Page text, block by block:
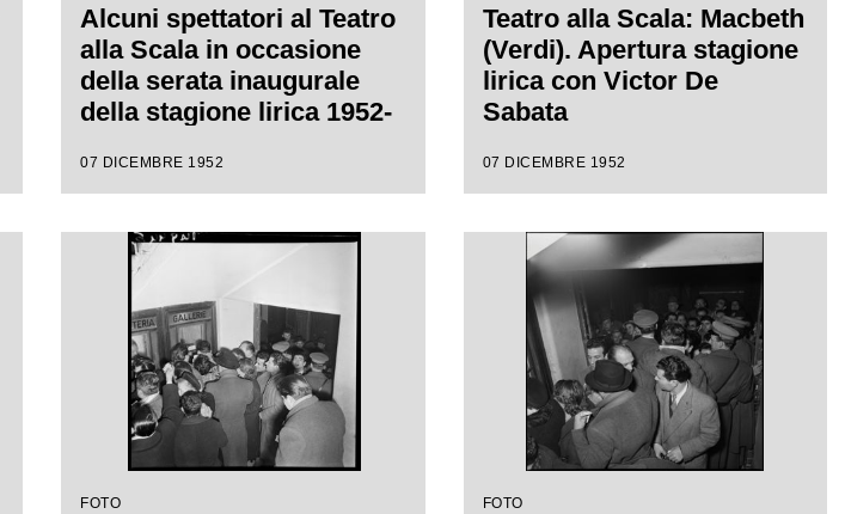
Alcuni spettatori al Teatro
alla Scala in occasione
della serata inaugurale
della stagione lirica 1952-
"Macbeth" di Giuseppe
Sabata, con la regia di
Carl Ebert
07 DICEMBRE 1952
Teatro alla Scala: Macbeth
(Verdi). Apertura stagione
lirica con Victor De
Sabata
07 DICEMBRE 1952
FOTO FOTO